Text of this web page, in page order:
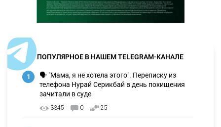
ПОПУЛЯРНОЕ В НАШЕМ TELEGRAM-КАНАЛЕ
1
🗣 "Мама, я не хотела этого". Переписку из
телефона Нурай Серикбай в день похищения
зачитали в суде
3345 0 25